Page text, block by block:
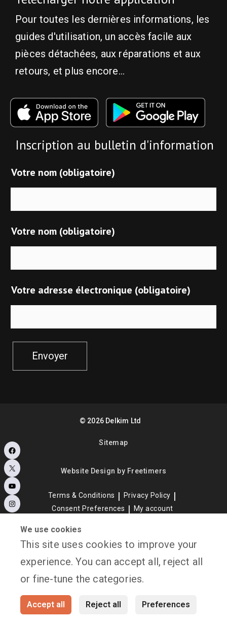
Pour toutes les dernières informations, les
guides d'utilisation, un accès facile aux
pièces détachées, aux réparations et aux
retours, et plus encore...
Inscription au bulletin d'information
Votre nom (obligatoire)
Votre nom (obligatoire)
Votre adresse électronique (obligatoire)
Envoyer
© 2026 Delkim Ltd
Sitemap
Website Design by Freetimers
Terms & Conditions
Privacy Policy
Consent Preferences
My account
Facebook
X
YouTube
Instagram
We use cookies
This site uses cookies to improve your
experience. You can accept all, reject all
or fine-tune the categories.
Accept all Reject all Preferences